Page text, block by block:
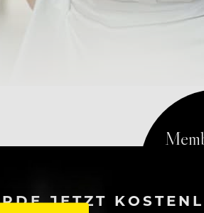
JETZT